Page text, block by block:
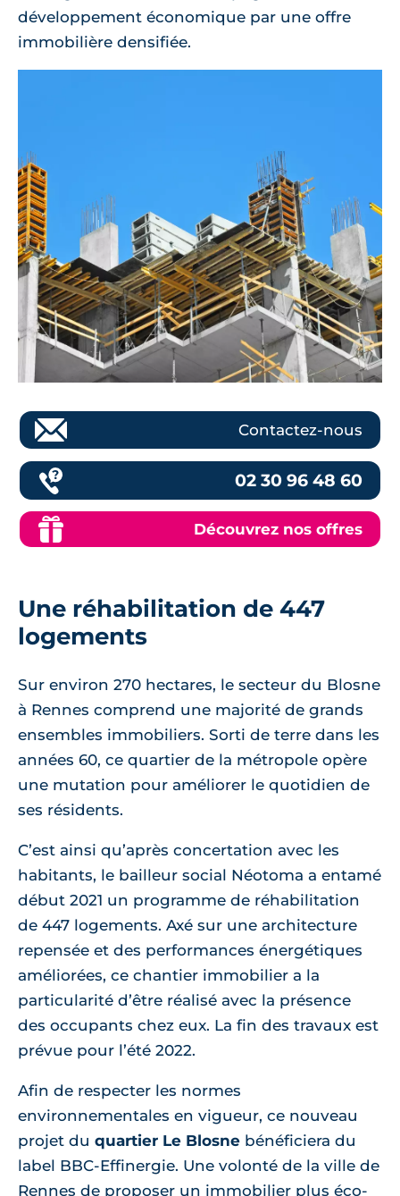
développement économique par une offre
immobilière densifiée.
Contactez-nous
02 30 96 48 60
Découvrez nos offres
Une réhabilitation de 447
logements
Sur environ 270 hectares, le secteur du Blosne
à Rennes comprend une majorité de grands
ensembles immobiliers. Sorti de terre dans les
années 60, ce quartier de la métropole opère
une mutation pour améliorer le quotidien de
ses résidents.
C’est ainsi qu’après concertation avec les
habitants, le bailleur social Néotoma a entamé
début 2021 un programme de réhabilitation
de 447 logements. Axé sur une architecture
repensée et des performances énergétiques
améliorées, ce chantier immobilier a la
particularité d’être réalisé avec la présence
des occupants chez eux. La fin des travaux est
prévue pour l’été 2022.
Afin de respecter les normes
environnementales en vigueur, ce nouveau
projet du quartier Le Blosne bénéficiera du
label BBC-Effinergie. Une volonté de la ville de
Rennes de proposer un immobilier plus éco-